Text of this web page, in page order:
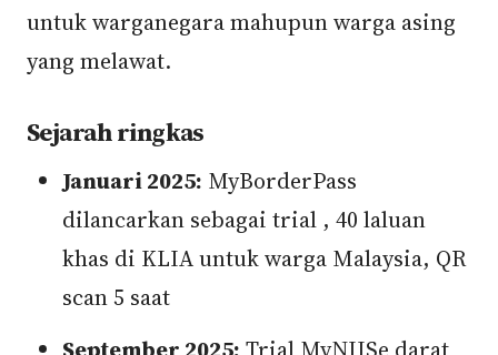
untuk warganegara mahupun warga asing
yang melawat.
Sejarah ringkas
Januari 2025: MyBorderPass
dilancarkan sebagai trial , 40 laluan
khas di KLIA untuk warga Malaysia, QR
scan 5 saat